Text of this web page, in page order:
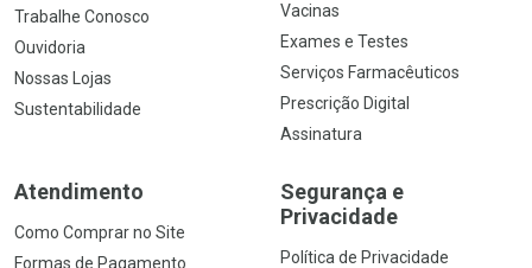
Trabalhe Conosco
Ouvidoria
Nossas Lojas
Sustentabilidade
Vacinas
Exames e Testes
Serviços Farmacêuticos
Prescrição Digital
Assinatura
Atendimento
Como Comprar no Site
Formas de Pagamento
Segurança e
Privacidade
Política de Privacidade